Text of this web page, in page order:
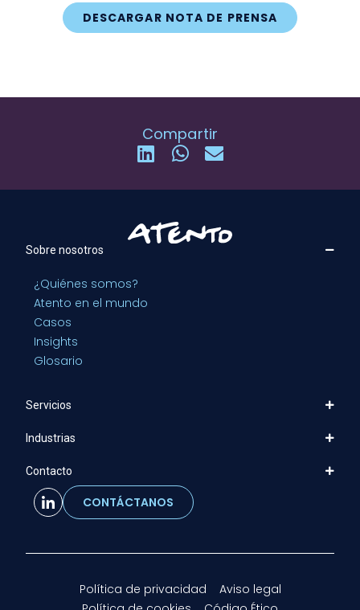
DESCARGAR NOTA DE PRENSA
Compartir
Sobre nosotros
¿Quiénes somos?
Atento en el mundo
Casos
Insights
Glosario
Servicios
Industrias
Contacto
CONTÁCTANOS
Política de privacidad
Aviso legal